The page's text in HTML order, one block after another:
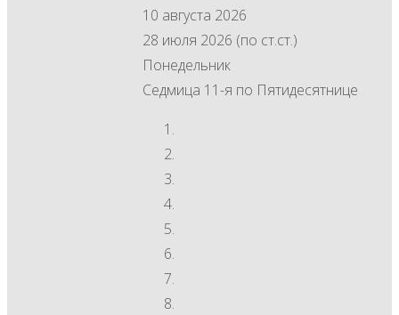
10 августа 2026
28 июля 2026 (по ст.ст.)
Понедельник
Седмица 11-я по Пятидесятнице